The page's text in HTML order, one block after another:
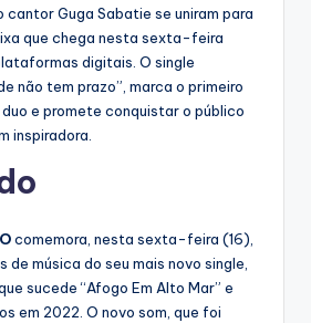
cantor Guga Sabatie se uniram para
que chega nesta sexta-feira
digitais. O single
não tem prazo”, marca o primeiro
e promete conquistar o público
inspiradora.
comemora, nesta sexta-feira (16),
de música do seu mais novo single,
que sucede “Afogo Em Alto Mar” e
em 2022. O novo som, que foi